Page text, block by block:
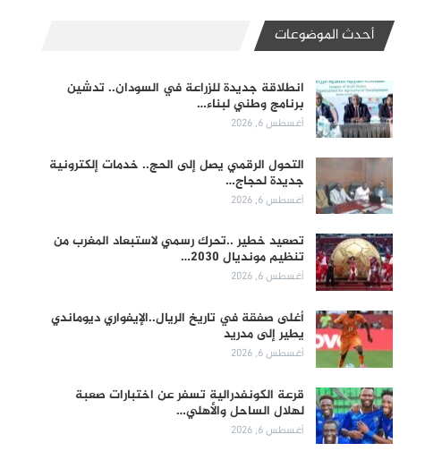
أحدث الموضوعات
انطلاقة جديدة للزراعة في السودان.. تدشين
برنامج وطني لبناء…
أغسطس 6, 2026
التحول الرقمي يصل إلى الحج.. خدمات إلكترونية
جديدة لحجاج…
أغسطس 6, 2026
تصعيد خطير ..تحرك رسمي لاستبعاد المغرب من
تنظيم مونديال 2030…
أغسطس 6, 2026
أغلى صفقة في تاريخ الريال..الإيفواري ديوماندي
يطير إلى مدريد
أغسطس 6, 2026
قرعة الكونفدرالية تسفر عن اختبارات صعبة
لهلال الساحل والأهلي…
أغسطس 6, 2026